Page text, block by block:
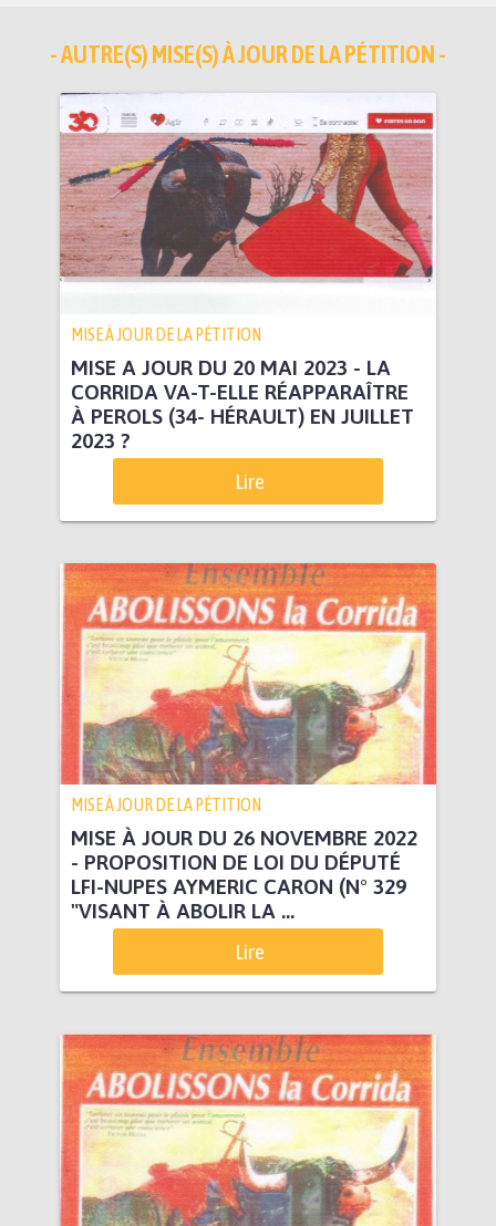
- AUTRE(S) MISE(S) À JOUR DE LA PÉTITION -
MISE À JOUR DE LA PÉTITION
MISE A JOUR DU 20 MAI 2023 - LA
CORRIDA VA-T-ELLE RÉAPPARAÎTRE
À PEROLS (34- HÉRAULT) EN JUILLET
2023 ?
Lire
MISE À JOUR DE LA PÉTITION
MISE À JOUR DU 26 NOVEMBRE 2022
- PROPOSITION DE LOI DU DÉPUTÉ
LFI-NUPES AYMERIC CARON (N° 329
"VISANT À ABOLIR LA ...
Lire